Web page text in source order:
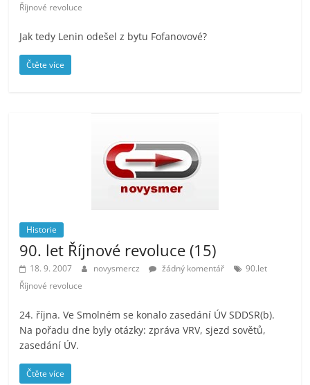
Říjnové revoluce
Jak tedy Lenin odešel z bytu Fofanovové?
Čtěte více
Historie
90. let Říjnové revoluce (15)
18. 9. 2007 novysmercz žádný komentář
90.let
Říjnové revoluce
24. října. Ve Smolném se konalo zasedání ÚV SDDSR(b).
Na pořadu dne byly otázky: zpráva VRV, sjezd sovětů,
zasedání ÚV.
Čtěte více